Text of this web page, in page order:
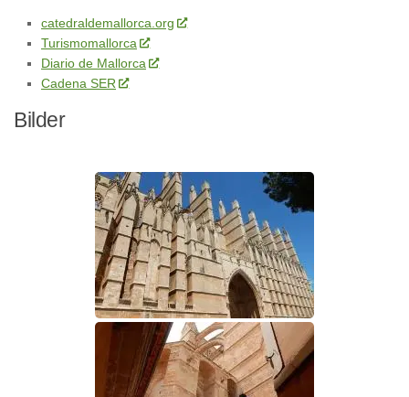
catedraldemallorca.org
Turismomallorca
Diario de Mallorca
Cadena SER
Bilder